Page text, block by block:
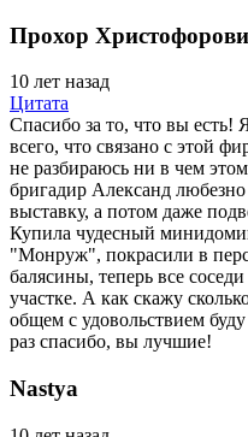
Прохор
10 лет назад
Цитата
Спасибо за то, что вы есть!
всего, что связано с этой
не разбираюсь ни в чем
бригадир Александ
выставку, а потом даже
Купила чудесный
"Монруж", покрасили в
балясины, теперь все
участке. А как скажу
общем с удовольствием
раз спасибо, вы лучшие!
Nastya